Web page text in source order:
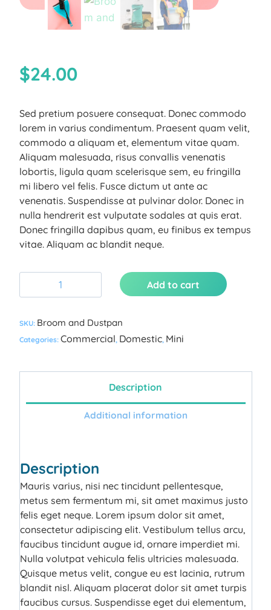
$24.00
Sed pretium posuere consequat. Donec commodo
lorem in varius condimentum. Praesent quam velit,
commodo a aliquam et, elementum vitae quam.
Aliquam malesuada, risus convallis venenatis
lobortis, ligula quam scelerisque sem, eu fringilla
mi libero vel felis. Fusce dictum ut ante ac
venenatis. Suspendisse at pulvinar dolor. Donec in
nulla hendrerit est vulputate sodales at quis erat.
Donec fringilla dapibus quam, eu finibus ex tempus
vitae. Aliquam ac blandit neque.
Add to cart
SKU: Broom and Dustpan
Categories: Commercial, Domestic, Mini
Description
Additional information
Description
Mauris varius, nisi nec tincidunt pellentesque,
metus sem fermentum mi, sit amet maximus justo
felis eget neque. Lorem ipsum dolor sit amet,
consectetur adipiscing elit. Vestibulum tellus arcu,
faucibus tincidunt augue id, ornare imperdiet mi.
Nulla volutpat vehicula felis ultricies malesuada.
Quisque metus velit, congue eu est lacinia, rutrum
blandit nisl. Aliquam placerat dolor sit amet turpis
faucibus cursus. Suspendisse eget dui elementum,